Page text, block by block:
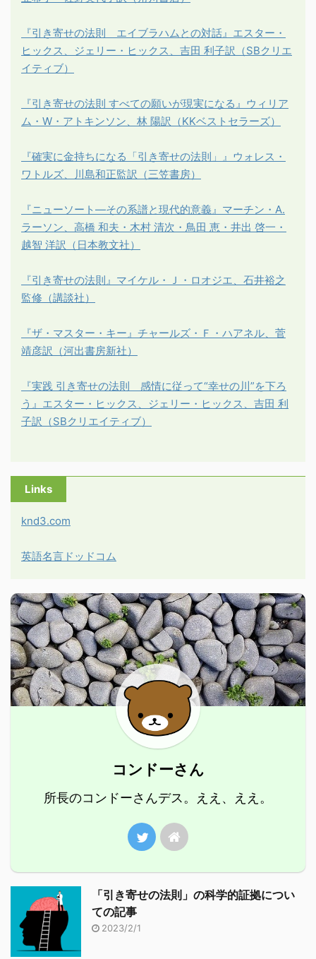
『引き寄せの法則 エイブラハムとの対話』エスター・
ヒックス、ジェリー・ヒックス、吉田 利子訳（SBクリエ
イティブ）
『引き寄せの法則 すべての願いが現実になる』ウィリア
ム・W・アトキンソン、林 陽訳（KKベストセラーズ）
『確実に金持ちになる「引き寄せの法則」』ウォレス・
ワトルズ、川島和正監訳（三笠書房）
『ニューソート―その系譜と現代的意義』マーチン・A.
ラーソン、高橋 和夫・木村 清次・鳥田 恵・井出 啓一・
越智 洋訳（日本教文社）
『引き寄せの法則』マイケル・Ｊ・ロオジエ、石井裕之
監修（講談社）
『ザ・マスター・キー』チャールズ・Ｆ・ハアネル、菅
靖彦訳（河出書房新社）
『実践 引き寄せの法則 感情に従って“幸せの川”を下ろ
う』エスター・ヒックス、ジェリー・ヒックス、吉田 利
子訳（SBクリエイティブ）
Links
knd3.com
英語名言ドッドコム
コンドーさん
所長のコンドーさんデス。ええ、ええ。
「引き寄せの法則」の科学的証拠につい
ての記事
2023/2/1